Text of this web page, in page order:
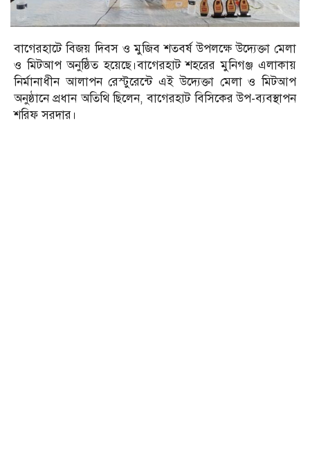
বাগেরহাটে বিজয় দিবস ও মুজিব শতবর্ষ উপলক্ষে উদ্যেক্তা মেলা
ও মিটআপ অনুষ্ঠিত হয়েছে।বাগেরহাট শহরের মুনিগঞ্জ এলাকায়
নির্মানাধীন আলাপন রেস্টুরেন্টে এই উদ্যেক্তা মেলা ও মিটআপ
অনুষ্ঠানে প্রধান অতিথি ছিলেন, বাগেরহাট বিসিকের উপ-ব্যবস্থাপন
শরিফ সরদার।